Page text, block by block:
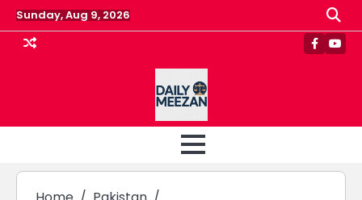
Skip
to
content
Sunday, Aug 9, 2026